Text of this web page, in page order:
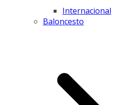
Internacional
Baloncesto